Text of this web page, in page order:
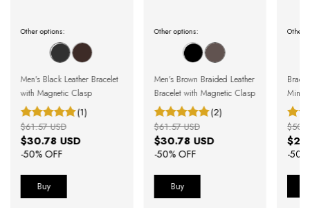
Other options:
Men's Black Leather Bracelet
with Magnetic Clasp
(1)
$30.78 USD
-50% OFF
$61.57 USD
Buy
Other options:
Men's Brown Braided Leather
Bracelet with Magnetic Clasp
(2)
$30.78 USD
-50% OFF
$61.57 USD
Buy
Other
-50